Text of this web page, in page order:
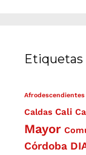
Etiquetas
Afrodescendientes
Caldas Cali
Mayor
Córdoba